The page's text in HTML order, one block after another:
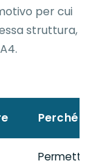
per cui
struttura,
Perché
Permette